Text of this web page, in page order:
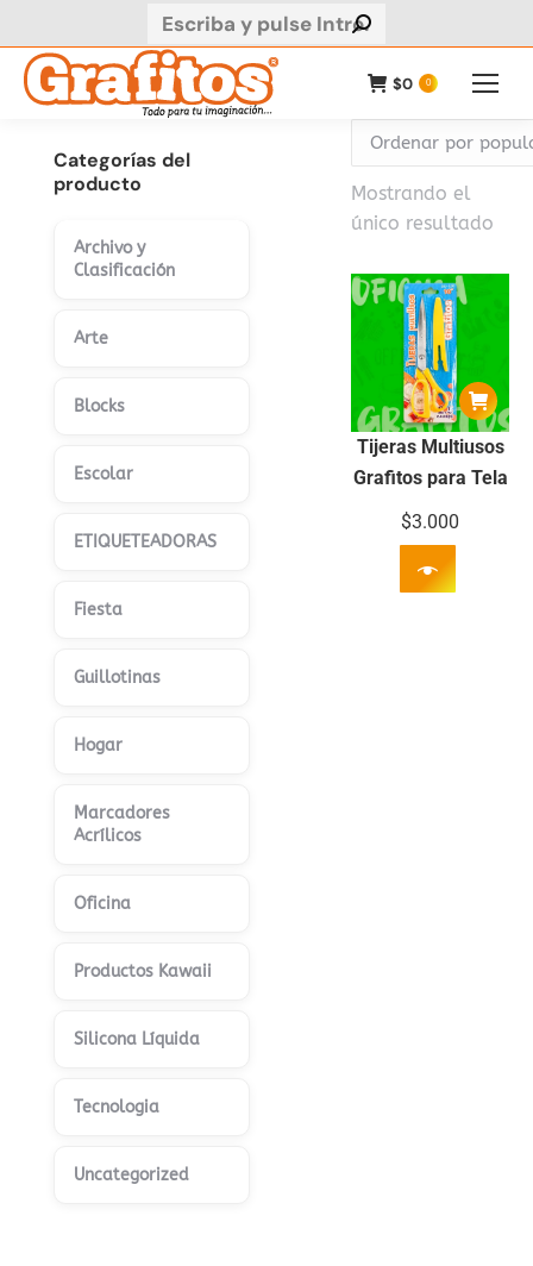
Buscar:
$0 0
Mostrando el
único resultado
Tijeras Multiusos
Grafitos para Tela
$3.000
Categorías del
producto
Archivo y
Clasificación
Arte
Blocks
Escolar
ETIQUETEADORAS
Fiesta
Guillotinas
Hogar
Marcadores
Acrílicos
Oficina
Productos Kawaii
Silicona Líquida
Tecnologia
Uncategorized